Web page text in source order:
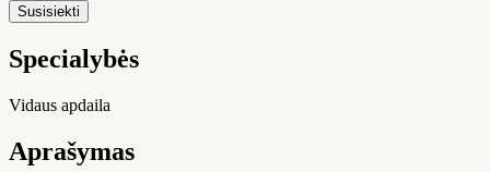
Susisiekti
Specialybės
Vidaus apdaila
Aprašymas